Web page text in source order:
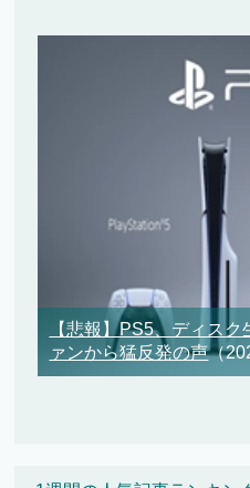
【悲報】PS5、ディス
ァンから猛反発の声（